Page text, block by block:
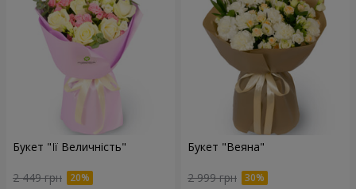
Букет "Її Величність"
2 449 грн
Букет "Веяна"
2 999 грн